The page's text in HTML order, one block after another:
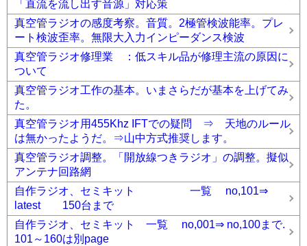
「直流を流し出す音源」対応策
真空管ラジオの感度考察。音質。2極管検波能率。プレ
ート検波歪率。無限大入力インピーダンス検波
真空管ラジオ修理業 ：低スキル品が修理主流の原因に
ついて
真空管ラジオ工作の基本。いまさらだが基本を上げてみ
た。
真空管ラジオ用455Khz IFTでの疑問 ⇒ 天地のルール
は無かったようだ。⇒山中方式推奨します。
真空管ラジオ調整。「開放線つきラジオ」の調整。擬似
アンテナ回路網
自作ラジオ、セミキット 一覧 no,101⇒
latest 150台まで
自作ラジオ、セミキット 一覧 no,001⇒ no,100まで.
101～160は別page